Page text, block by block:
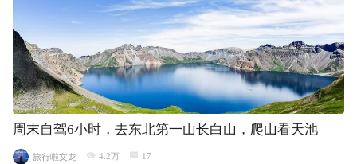
周末自驾6小时，去东北第一山长白山，爬山看天池
旅行啦文龙 4.2万 17